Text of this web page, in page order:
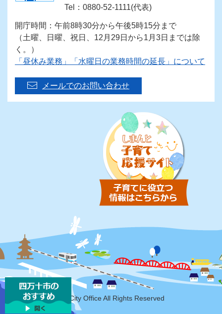
Tel：0880-52-1111(代表)
開庁時間：午前8時30分から午後5時15分まで
（土曜、日曜、祝日、12月29日から1月3日までは除
く。）
「昼休み業務」「水曜日の業務時間の延長」について
メールでのお問い合わせ
Copyright Shimanto-City Office All Rights Reserved